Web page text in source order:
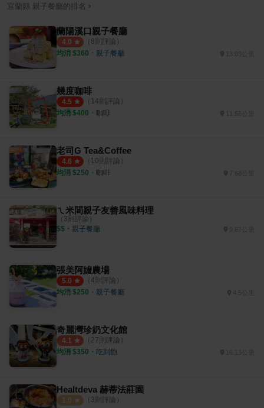
宜蘭縣 親子餐廳的排名 ›
蘭陽溪口親子餐廳
4.0 （ 8則評論）
均消 $360 ・ 親子餐廳
幾度咖啡
4.5 （ 14則評論）
均消 $400 ・ 咖啡 11.56公里
老司G Tea&Coffee
4.6 （ 10則評論）
均消 $250 ・ 咖啡
ㄟ米間親子友善風味料理
（ 3則評論）
$$ ・ 親子餐廳
張美阿嬤農場
5.0 （ 4則評論）
均消 $250 ・ 親子餐廳 4.5公里
奇麗灣珍奶文化館
4.1 （ 27則評論）
均消 $350 ・ 吃到飽
Healtdeva 赫蒂法莊園
1.0 （ 3則評論）